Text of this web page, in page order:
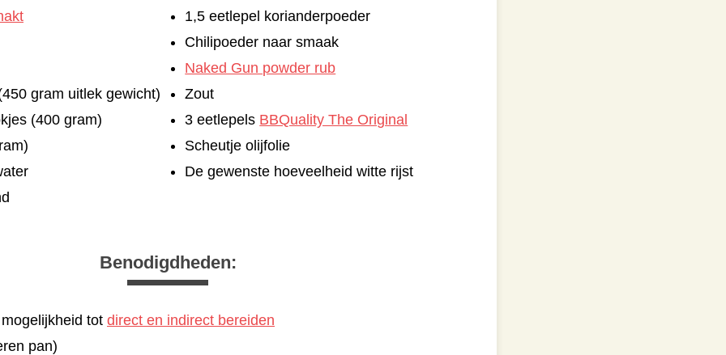
gram uitlek gewicht)
(400 gram)
1,5 eetlepel korianderpoeder
Chilipoeder naar smaak
Naked Gun powder rub
Zout
3 eetlepels BBQuality The Original
Scheutje olijfolie
De gewenste hoeveelheid witte rijst
Benodigdheden:
tot direct en indirect bereiden
pan)